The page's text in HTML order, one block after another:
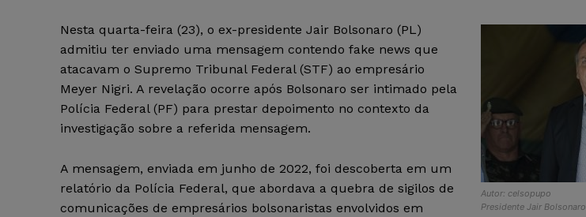
Autor: celsopupo
Presidente Jair Bolsonaro
Nesta quarta-feira (23), o ex-presidente Jair Bolsonaro (PL)
admitiu ter enviado uma mensagem contendo fake news que
atacavam o Supremo Tribunal Federal (STF) ao empresário
Meyer Nigri. A revelação ocorre após Bolsonaro ser intimado pela
Polícia Federal (PF) para prestar depoimento no contexto da
investigação sobre a referida mensagem.
A mensagem, enviada em junho de 2022, foi descoberta em um
relatório da Polícia Federal, que abordava a quebra de sigilos de
comunicações de empresários bolsonaristas envolvidos em